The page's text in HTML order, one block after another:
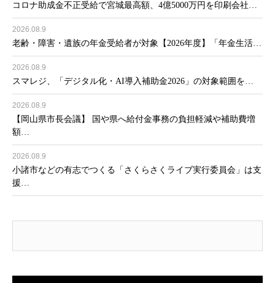
コロナ助成金不正受給で宮城最高額、4億5000万円を印刷会社…
2026.08.9
老齢・障害・遺族の年金受給者が対象【2026年度】「年金生活…
2026.08.9
スマレジ、「デジタル化・AI導入補助金2026」の対象範囲を…
2026.08.9
【岡山県市長会議】 国や県へ給付金事務の負担軽減や補助費増
額…
2026.08.9
小諸市などの有志でつくる「さくらさくライブ実行委員会」は支
援…